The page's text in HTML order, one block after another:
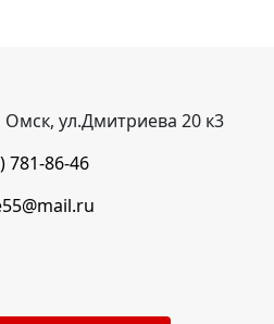
Омск, ул.Дмитриева 20 к3
781-86-46